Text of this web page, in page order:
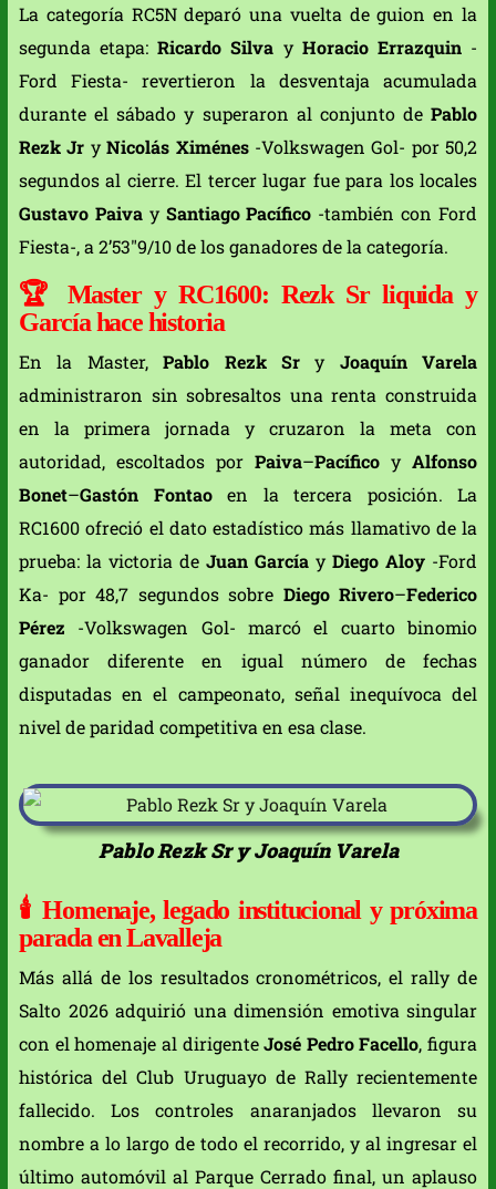
La categoría RC5N deparó una vuelta de guion en la
segunda etapa:Ricardo Silva y Horacio Errazquin-
Ford Fiesta- revertieron la desventaja acumulada
durante el sábado y superaron al conjunto de Pablo
Rezk Jr yNicolás Ximénes-Volkswagen Gol- por 50,2
segundos al cierre. El tercer lugar fue para los locales
Gustavo Paivay Santiago Pacífico -también con Ford
Fiesta-, a 2’53″9/10 de los ganadores de la categoría.
🏆 Master y RC1600: Rezk Sr liquida y
García hace historia
En la Master,Pablo Rezk Sry Joaquín Varela
administraron sin sobresaltos una renta construida
en la primera jornada y cruzaron la meta con
autoridad, escoltados por Paiva–Pacífico y Alfonso
Bonet–Gastón Fontaoen la tercera posición. La
RC1600 ofreció el dato estadístico más llamativo de la
prueba: la victoria de Juan García y Diego Aloy -Ford
Ka- por 48,7 segundos sobre Diego Rivero–Federico
Pérez -Volkswagen Gol- marcó el cuarto binomio
ganador diferente en igual número de fechas
disputadas en el campeonato, señal inequívoca del
nivel de paridad competitiva en esa clase.
Pablo Rezk Sr y Joaquín Varela
🕯️Homenaje, legado institucional y próxima
parada en Lavalleja
Más allá de los resultados cronométricos, el rally de
Salto 2026 adquirió una dimensión emotiva singular
con el homenaje al dirigenteJosé Pedro Facello, figura
histórica del Club Uruguayo de Rally recientemente
fallecido. Los controles anaranjados llevaron su
nombre a lo largo de todo el recorrido, y al ingresar el
último automóvil al Parque Cerrado final, un aplauso